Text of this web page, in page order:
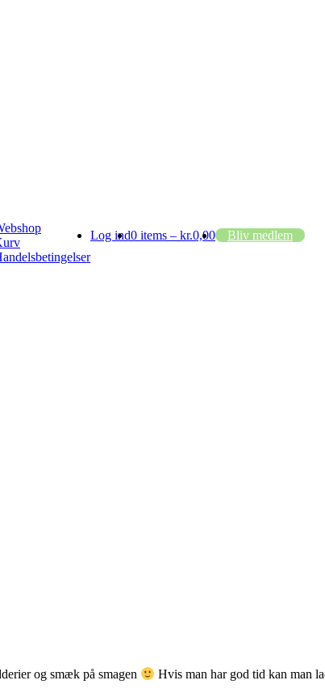
Log ind Bliv medlem
0 items – kr.0,00
og smæk på smagen Hvis man har god tid kan man